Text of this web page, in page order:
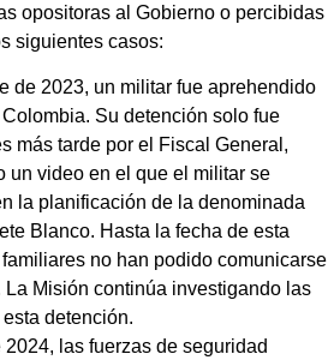
opositoras al Gobierno o percibidas
siguientes casos:
de 2023, un militar fue aprehendido
Su detención solo fue
más tarde por el Fiscal General,
un video en el que el militar se
la planificación de la denominada
Blanco. Hasta la fecha de esta
no han podido comunicarse
La Misión continúa investigando las
detención.
2024, las fuerzas de seguridad